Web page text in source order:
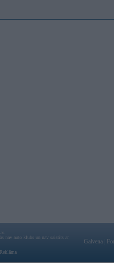
nav auto klubs un nav saistīts ar
Reklāma
Galvena